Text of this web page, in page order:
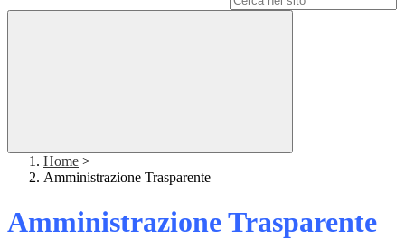
Home >
Amministrazione Trasparente
Amministrazione Trasparente